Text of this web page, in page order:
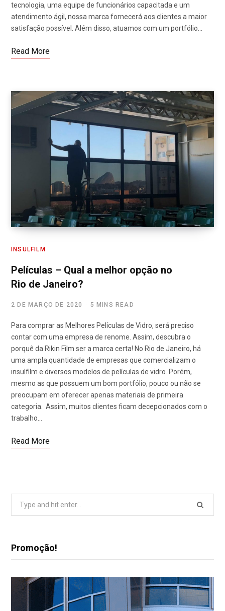
tecnologia, uma equipe de funcionários capacitada e um
atendimento ágil, nossa marca fornecerá aos clientes a maior
satisfação possível. Além disso, atuamos com um portfólio…
Read More
INSULFILM
Películas – Qual a melhor opção no
Rio de Janeiro?
2 DE MARÇO DE 2020 5 MINS READ
Para comprar as Melhores Películas de Vidro, será preciso
contar com uma empresa de renome. Assim, descubra o
porquê da Rikin Film ser a marca certa! No Rio de Janeiro, há
uma ampla quantidade de empresas que comercializam o
insulfilm e diversos modelos de películas de vidro. Porém,
mesmo as que possuem um bom portfólio, pouco ou não se
preocupam em oferecer apenas materiais de primeira
categoria. Assim, muitos clientes ficam decepcionados com o
trabalho…
Read More
Search
Promoção!